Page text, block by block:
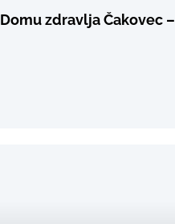
zdravlja Čakovec –